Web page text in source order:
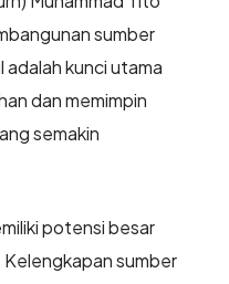
sumber
adalah kunci utama
dan memimpin
semakin
potensi besar
sumber